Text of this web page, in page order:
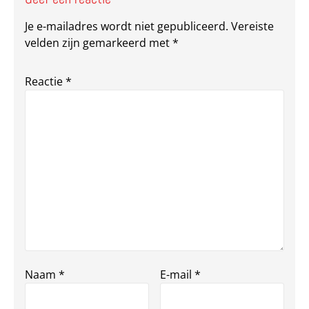
Je e-mailadres wordt niet gepubliceerd. Vereiste
velden zijn gemarkeerd met*
Reactie*
Naam * E-mail *